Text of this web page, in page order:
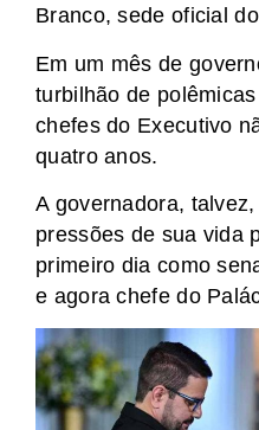
Branco, sede oficial
Em um mês de
turbilhão de
chefes do Executivo
quatro anos.
A governadora,
pressões de sua vida
primeiro dia como
e agora chefe do